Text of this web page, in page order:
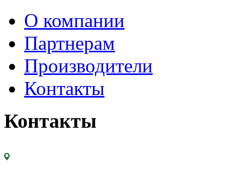
О компании
Партнерам
Производители
Контакты
Контакты